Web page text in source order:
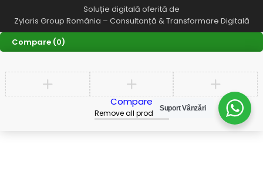
Soluție digitală oferită de
Zylaris Group România – Consultanță & Transformare Digitală
Suport Vânzări
Compare (0)
Compare
Remove all products